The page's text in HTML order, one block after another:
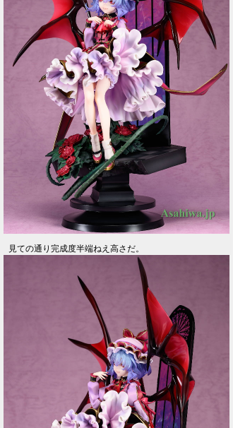
見ての通り完成度半端ねえ高さだ。